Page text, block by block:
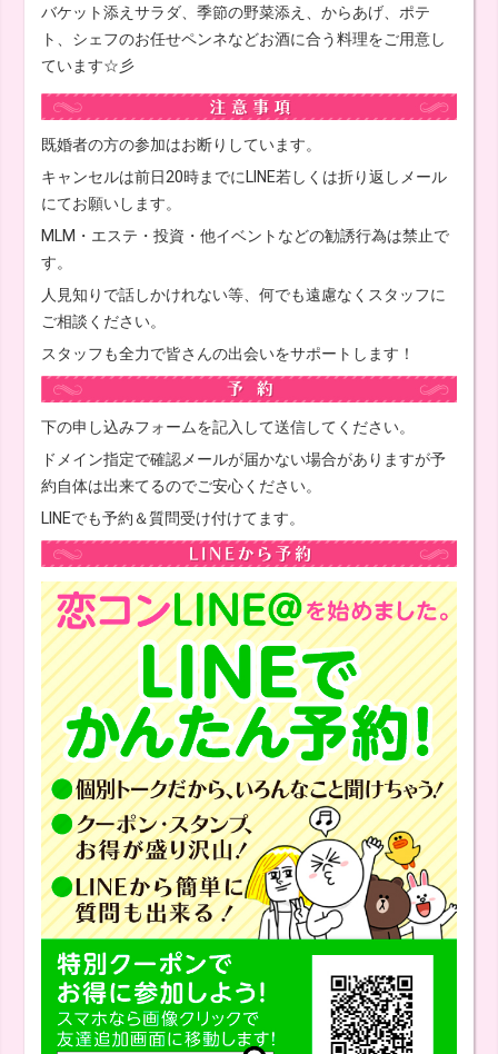
バケット添えサラダ、季節の野菜添え、からあげ、ポテ
ト、シェフのお任せペンネなどお酒に合う料理をご用意し
ています☆彡
既婚者の方の参加はお断りしています。
キャンセルは前日20時までにLINE若しくは折り返しメール
にてお願いします。
MLM・エステ・投資・他イベントなどの勧誘行為は禁止で
す。
人見知りで話しかけれない等、何でも遠慮なくスタッフに
ご相談ください。
スタッフも全力で皆さんの出会いをサポートします！
下の申し込みフォームを記入して送信してください。
ドメイン指定で確認メールが届かない場合がありますが予
約自体は出来てるのでご安心ください。
LINEでも予約＆質問受け付けてます。